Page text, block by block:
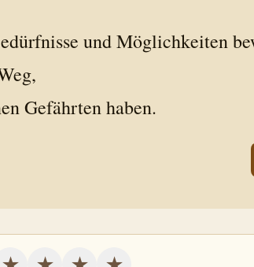
und Möglichkeiten
Gefährten haben.